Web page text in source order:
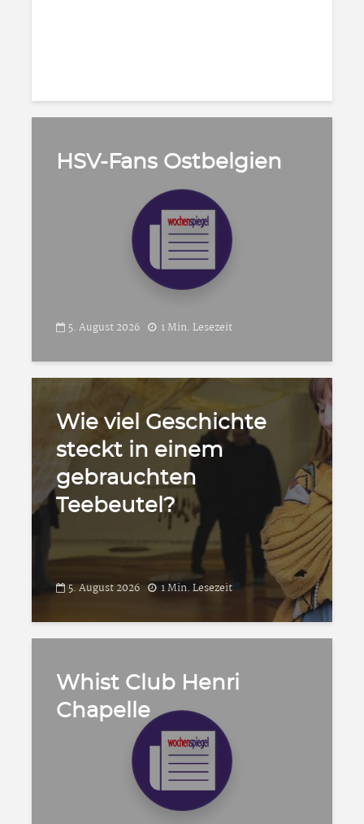
HSV-Fans Ostbelgien
5. August 2026 1 Min. Lesezeit
Wie viel Geschichte
steckt in einem
gebrauchten
Teebeutel?
5. August 2026 1 Min. Lesezeit
Whist Club Henri
Chapelle